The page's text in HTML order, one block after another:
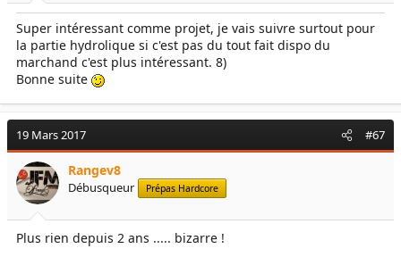
Super intéressant comme projet, je vais suivre surtout pour
la partie hydrolique si c'est pas du tout fait dispo du
marchand c'est plus intéressant. 8)
Bonne suite
19 Mars 2017 #67
Rangev8
Débusqueur Prépas Hardcore
Plus rien depuis 2 ans ..... bizarre !